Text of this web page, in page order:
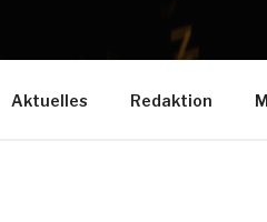
Aktuelles Redaktion